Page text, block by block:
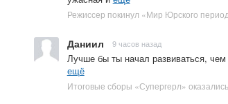
Даниил 9 часов назад
Лучше бы ты начал развиваться, чем
ещё